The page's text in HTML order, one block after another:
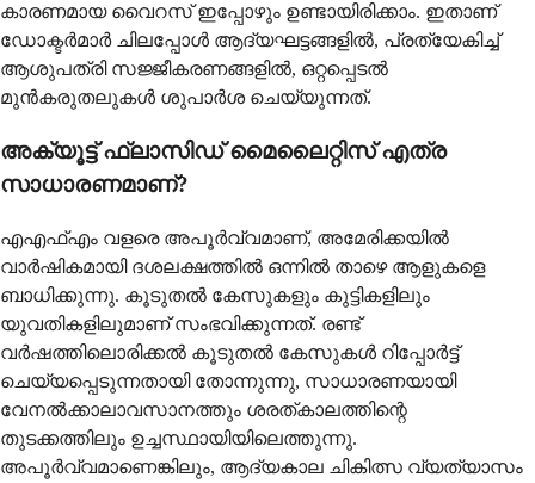
കാരണമായ വൈറസ് ഇപ്പോഴും ഉണ്ടായിരിക്കാം. ഇതാണ്
ഡോക്ടര്‍മാര്‍ ചിലപ്പോള്‍ ആദ്യഘട്ടങ്ങളില്‍, പ്രത്യേകിച്ച്
ആശുപത്രി സജ്ജീകരണങ്ങളില്‍, ഒറ്റപ്പെടല്‍
മുന്‍കരുതലുകള്‍ ശുപാര്‍ശ ചെയ്യുന്നത്.
അക്യൂട്ട് ഫ്ലാസിഡ് മൈലൈറ്റിസ് എത്ര
സാധാരണമാണ്?
എഎഫ്എം വളരെ അപൂര്‍വ്വമാണ്, അമേരിക്കയില്‍
വാര്‍ഷികമായി ദശലക്ഷത്തില്‍ ഒന്നില്‍ താഴെ ആളുകളെ
ബാധിക്കുന്നു. കൂടുതല്‍ കേസുകളും കുട്ടികളിലും
യുവതികളിലുമാണ് സംഭവിക്കുന്നത്. രണ്ട്
വര്‍ഷത്തിലൊരിക്കല്‍ കൂടുതല്‍ കേസുകള്‍ റിപ്പോര്‍ട്ട്
ചെയ്യപ്പെടുന്നതായി തോന്നുന്നു, സാധാരണയായി
വേനല്‍ക്കാലാവസാനത്തും ശരത്കാലത്തിന്റെ
തുടക്കത്തിലും ഉച്ചസ്ഥായിയിലെത്തുന്നു.
അപൂര്‍വ്വമാണെങ്കിലും, ആദ്യകാല ചികിത്സ വ്യത്യാസം